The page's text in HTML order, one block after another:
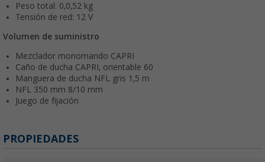
Peso total: 0,0,52 kg
Tensión de red: 12 V
Volumen de suministro
Mezclador monomando CAPRI
Caño de ducha CAPRI, orientable 60
Manguera de ducha NFL gris 1,5 m
NFL 350 mm 8/10 mm
Juego de fijación
PROPIEDADES